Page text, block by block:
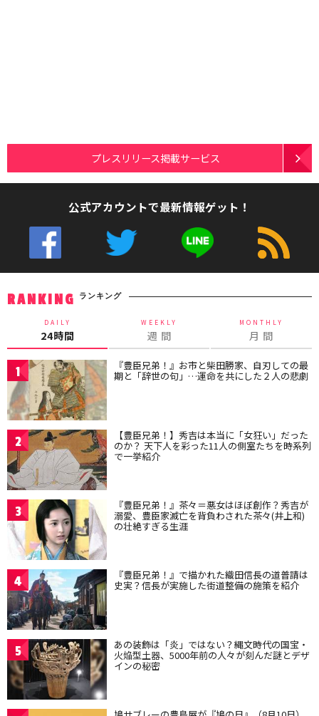
プレスリリース掲載サービス
公式アカウントで最新情報ゲット！
RANKING ランキング
DAILY
24時間
WEEKLY
週 間
MONTHLY
月 間
1 『豊臣兄弟！』お市と柴田勝家、自刃しての最
期と「辞世の句」…運命を共にした２人の悲劇
2 【豊臣兄弟！】秀吉は本当に「女狂い」だった
のか？ 天下人を彩った11人の側室たちを時系列
で一挙紹介
3 『豊臣兄弟！』茶々＝悪女はほぼ創作？秀吉が
溺愛、豊臣家滅亡を背負わされた茶々(井上和)
の壮絶すぎる生涯
4 『豊臣兄弟！』で描かれた織田信長の道普請は
史実？信長が実施した街道整備の施策を紹介
5 あの装飾は「炎」ではない？縄文時代の国宝・
火焔型土器、5000年前の人々が刻んだ謎とデザ
インの秘密